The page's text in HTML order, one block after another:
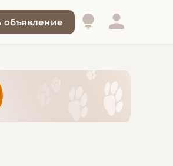
объявление